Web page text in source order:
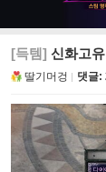
[득템] 신화고
딸기머겅 댓글: